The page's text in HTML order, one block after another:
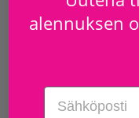
alennuksen
Email